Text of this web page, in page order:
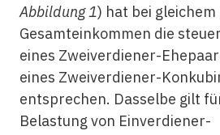
Abbildung 1) hat bei gleichem
Gesamteinkommen die
eines Zweiverdiener-
eines Zweiverdiener-
entsprechen. Dasselbe gilt
Belastung von Einverdiener-